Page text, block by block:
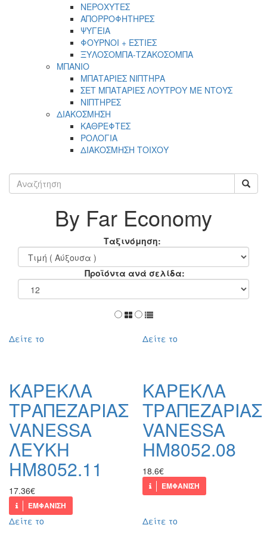
ΝΕΡΟΧΥΤΕΣ
ΑΠΟΡΡΟΦΗΤΗΡΕΣ
ΨΥΓΕΙΑ
ΦΟΥΡΝΟΙ + ΕΣΤΙΕΣ
ΞΥΛΟΣΟΜΠΑ-ΤΖΑΚΟΣΟΜΠΑ
ΜΠΑΝΙΟ
ΜΠΑΤΑΡΙΕΣ ΝΙΠΤΗΡΑ
ΣΕΤ ΜΠΑΤΑΡΙΕΣ ΛΟΥΤΡΟΥ ΜΕ ΝΤΟΥΣ
ΝΙΠΤΗΡΕΣ
ΔΙΑΚΟΣΜΗΣΗ
ΚΑΘΡΕΦΤΕΣ
ΡΟΛΟΓΙΑ
ΔΙΑΚΟΣΜΗΣΗ ΤΟΙΧΟΥ
By Far Economy
Ταξινόμηση:
Προϊόντα ανά σελίδα:
Δείτε το
ΚΑΡΕΚΛΑ
ΤΡΑΠΕΖΑΡΙΑΣ
VANESSA
ΛΕΥΚΗ
HM8052.11
17.36€
ΕΜΦΑΝΙΣΗ
Δείτε το
ΚΑΡΕΚΛΑ
ΤΡΑΠΕΖΑΡΙΑΣ
VANESSA
HM8052.08
18.6€
ΕΜΦΑΝΙΣΗ
Δείτε το Δείτε το